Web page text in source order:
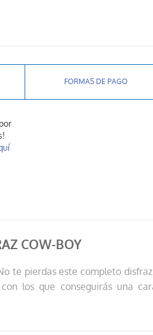
FORMAS DE PAGO
COW-BOY
te pierdas este completo
los que conseguirás una